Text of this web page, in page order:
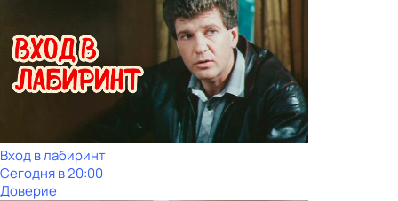
Вход в лабиринт
Сегодня в 20:00
Доверие